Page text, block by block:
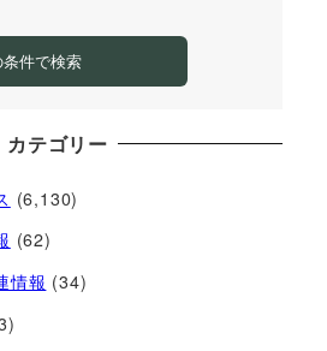
条件で検索
カテゴリー
(6,130)
(62)
情報 (34)